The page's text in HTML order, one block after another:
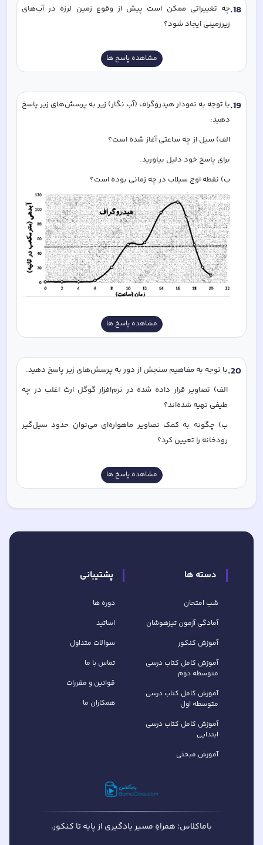
18
.
زیرزمینی ایجاد شود؟
مشاهده پاسخ ها
19
.
دهید:
الف) سیل از چه ساعتی آغاز شده است؟
برای پاسخ خود دلیل بیاورید.
ب) نقطه اوج سیلاب در چه زمانی بوده است؟
مشاهده پاسخ ها
20
.با توجه به مفاهیم سنجش از دور به پرسش‌های زیر پاسخ دهید.
طیفی تهیه شده‌‌اند؟
رودخانه را تعیین کرد؟
مشاهده پاسخ ها
دسته ها
شب امتحان
آمادگی آزمون تیزهوشان
آموزش کنکور
آموزش کامل کتاب‌ درسی
متوسطه دوم
آموزش کامل کتاب‌ درسی
متوسطه اول
آموزش کامل کتاب درسی
ابتدایی
آموزش مبحثی
پشتیبانی
دوره ها
اساتید
سوالات متداول
تماس با ما
قوانین و مقررات
همکاران ما
باماکلاس؛ همراهِ مسیر یادگیری از پایه تا کنکور.